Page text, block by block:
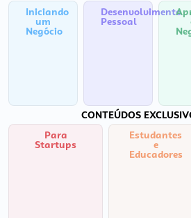
Iniciando
um
Negócio
Desenvolvimento
Pessoal
CONTEÚDOS
Para
Startups
Estudantes
e
Educadores